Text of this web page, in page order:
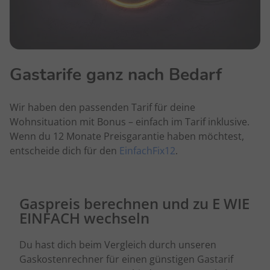
Gastarife ganz nach Bedarf
Wir haben den passenden Tarif für deine
Wohnsituation mit Bonus – einfach im Tarif inklusive.
Wenn du 12 Monate Preisgarantie haben möchtest,
entscheide dich für den EinfachFix12.
Gaspreis berechnen und zu E WIE
EINFACH wechseln
Du hast dich beim Vergleich durch unseren
Gaskostenrechner für einen günstigen Gastarif